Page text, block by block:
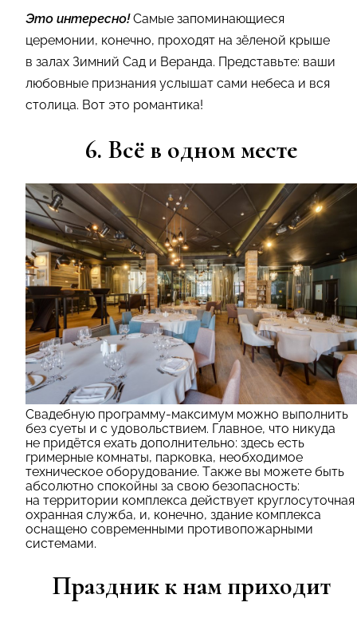
Это интересно!Самые запоминающиеся
церемонии, конечно, проходят на зёленой крыше
в залах Зимний Сад и Веранда. Представьте: ваши
любовные признания услышат сами небеса и вся
столица. Вот это романтика!
6. Всё в одном месте
Свадебную программу-максимум можно выполнить
без суеты и с удовольствием. Главное, что никуда
не придётся ехать дополнительно: здесь есть
гримерные комнаты, парковка, необходимое
техническое оборудование. Также вы можете быть
абсолютно спокойны за свою безопасность:
на территории комплекса действует круглосуточная
охранная служба, и, конечно, здание комплекса
оснащено современными противопожарными
системами.
Праздник к нам приходит